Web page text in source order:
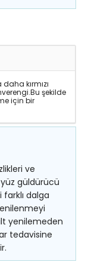
kırmızı
şekilde
için bir
ve
yüz güldürücü
farklı dalga
yenilemeden
tedavisine